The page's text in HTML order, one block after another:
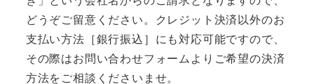
どうぞご留意ください。クレジット決済以外のお
支払い方法［銀行振込］にも対応可能ですので、
その際はお問い合わせフォームよりご希望の決済
方法をご相談くださいませ。